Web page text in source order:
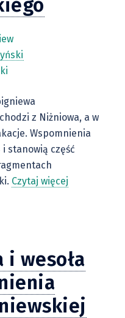
z Niżniowa, a w
Wspomnienia
stanowią część
Czytaj więcej
i wesoła